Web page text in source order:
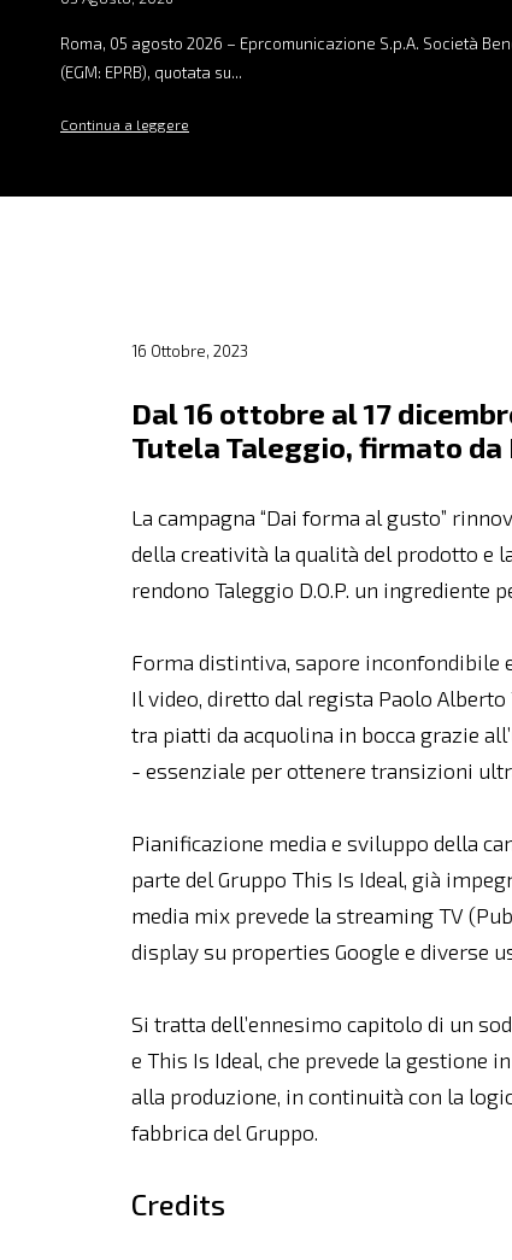
Roma, 05 agosto 2026 – Eprcomunicazione S.p.A. Società
(EGM: EPRB), quotata su...
Continua a leggere
16 Ottobre, 2023
Dal 16 ottobre al 17
Tutela Taleggio, firmato da
La campagna “Dai forma al gusto”
della creatività la qualità del prodotto e
rendono Taleggio D.O.P. un ingrediente
Forma distintiva, sapore inconfondibile
Il video, diretto dal regista Paolo
tra piatti da acquolina in bocca grazie
- essenziale per ottenere transizioni
Pianificazione media e sviluppo della
parte del Gruppo This Is Ideal, già
media mix prevede la streaming TV
display su properties Google e diverse
Si tratta dell’ennesimo capitolo di un
e This Is Ideal, che prevede la gestione
alla produzione, in continuità con la
fabbrica del Gruppo.
Credits